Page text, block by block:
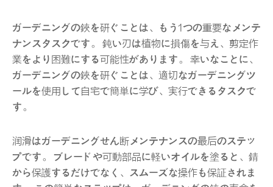
ガーデニングの鋏を研ぐことは、もう1つの重要なメンテ
ナンスタスクです。 鈍い刃は植物に損傷を与え、剪定作
業をより困難にする可能性があります。 幸いなことに、
ガーデニングの鋏を研ぐことは、適切なガーデニングツ
ールを使用して自宅で簡単に学び、実行できるタスクで
す。
润滑はガーデニングせん断メンテナンスの最后のステッ
プです。 ブレードや可動部品に軽いオイルを塗ると、錆
から保護するだけでなく、スムーズな操作も保証されま